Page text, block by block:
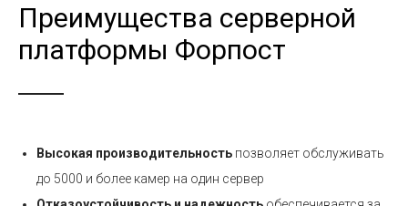
Преимущества серверной
платформы Форпост
Высокая производительность позволяет обслуживать
до 5000 и более камер на один сервер